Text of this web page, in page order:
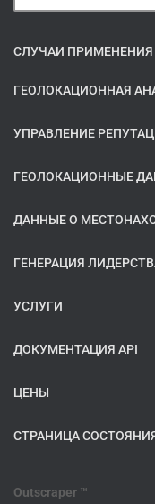
СЛУЧАИ ПРИМЕНЕНИЯ
ГЕОЛОКАЦИОННАЯ
УПРАВЛЕНИЕ
ГЕОЛОКАЦИОННЫЕ
ДАННЫЕ О
ГЕНЕРАЦИЯ
УСЛУГИ
ДОКУМЕНТАЦИЯ API
ЦЕНЫ
СТРАНИЦА
Outscraper ™